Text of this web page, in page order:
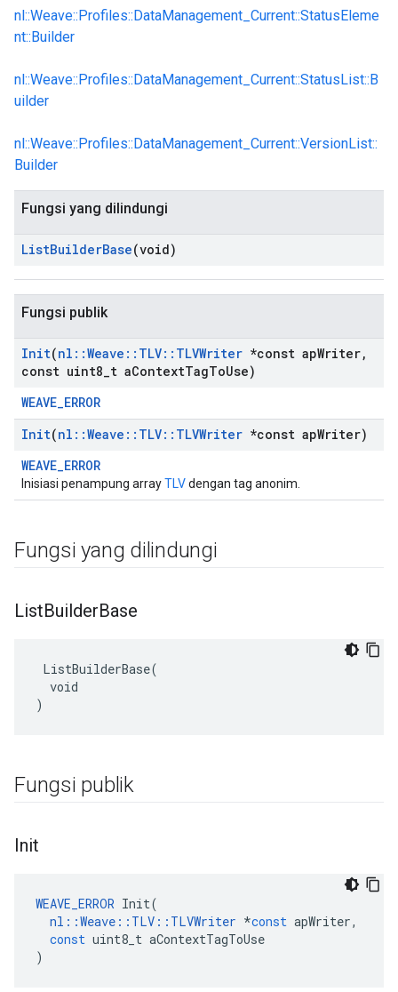
nl::Weave::Profiles::DataManagement_Current::StatusEleme
nt::Builder
nl::Weave::Profiles::DataManagement_Current::StatusList::B
uilder
nl::Weave::Profiles::DataManagement_Current::VersionList::
Builder
Fungsi yang dilindungi
ListBuilderBase(void)
Fungsi publik
Init(nl ::Weave :: TLV:: TLVWriter *const apWriter,
const uint8 t aContextTagToUse)
WEAVE_ERROR
Init(nl ::Weave :: TLV:: TLVWriter *const apWriter)
WEAVE_ERROR
Inisiasi penampung arrayTLVdengan tag anonim.
Fungsi yang dilindungi
ListBuilderBase
ListBuilderBase(
  void
)
Fungsi publik
Init
WEAVE_ERROR Init(
nl ::Weave :: TLV :: TLVWriter *const apWriter,
const uint8_t aContextTagToUse
)